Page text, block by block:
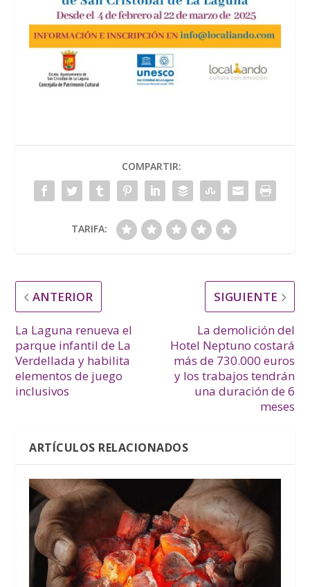
COMPARTIR:
TARIFA:
ANTERIOR
La Laguna renueva el
parque infantil de La
Verdellada y habilita
elementos de juego
inclusivos
SIGUIENTE
La demolición del
Hotel Neptuno costará
más de 730.000 euros
y los trabajos tendrán
una duración de 6
meses
ARTÍCULOS RELACIONADOS